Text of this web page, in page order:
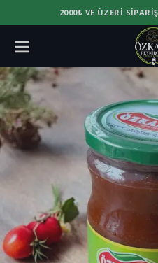
2000₺ VE ÜZERI